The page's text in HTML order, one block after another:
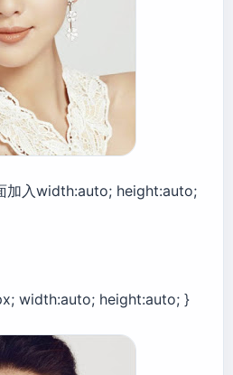
加入width:auto; height:auto;
width:auto; height:auto; }